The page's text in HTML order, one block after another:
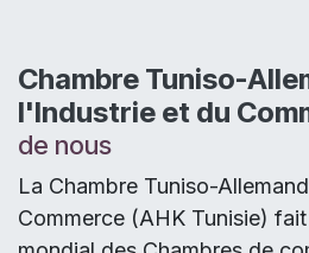
Chambre Tuniso-
l'Industrie et du
de nous
La Chambre Tuniso-
Commerce (AHK Tunisie)